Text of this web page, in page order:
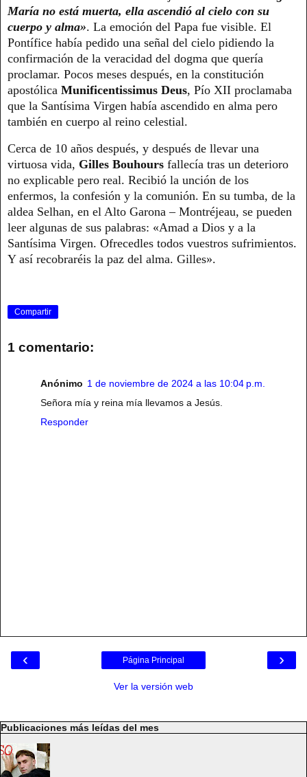
María no está muerta, ella ascendió al cielo con su
cuerpo y alma». La emoción del Papa fue visible. El
Pontífice había pedido una señal del cielo pidiendo la
confirmación de la veracidad del dogma que quería
proclamar. Pocos meses después, en la constitución
apostólica Munificentissimus Deus, Pío XII proclamaba
que la Santísima Virgen había ascendido en alma pero
también en cuerpo al reino celestial.
Cerca de 10 años después, y después de llevar una
virtuosa vida, Gilles Bouhours fallecía tras un deterioro
no explicable pero real. Recibió la unción de los
enfermos, la confesión y la comunión. En su tumba, de la
aldea Selhan, en el Alto Garona – Montréjeau, se pueden
leer algunas de sus palabras: «Amad a Dios y a la
Santísima Virgen. Ofrecedles todos vuestros sufrimientos.
Y así recobraréis la paz del alma. Gilles».
Compartir
1 comentario:
Anónimo 1 de noviembre de 2024 a las 10:04 p.m.
Señora mía y reina mía llevamos a Jesús.
Responder
‹ ›
Página Principal
Ver la versión web
Publicaciones más leídas del mes